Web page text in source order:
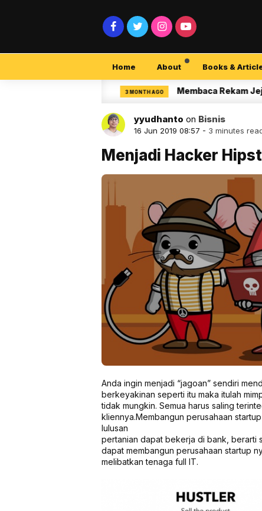
Home About Books &
3 MONTH AGO Membaca Rekam Jejak
yyudhanto on Bisnis
16 Jun 2019 08:57 - 3 minutes
Menjadi Hacker
Anda ingin menjadi “jagoan” sendiri
berkeyakinan seperti itu maka itulah
tidak mungkin. Semua harus saling
kliennya.Membangun perusahaan
lulusan
pertanian dapat bekerja di bank,
dapat membangun perusahaan startup
melibatkan tenaga full IT.